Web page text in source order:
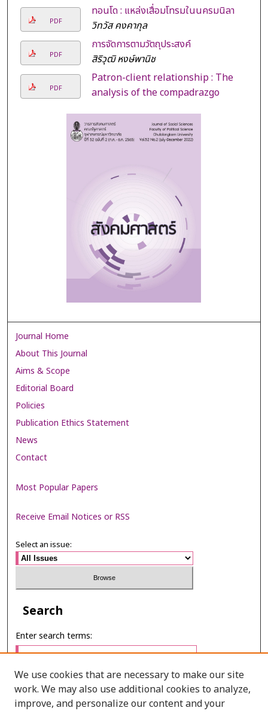
PDF
ทอนโด : แหล่งเสื่อมโทรมในนครมนิลา
วิทวัส คงคากุล
PDF
การจัดการตามวัตถุประสงค์
สิริวุฒิ หงษ์พานิช
PDF
Patron-client relationship : The
analysis of the compadrazgo
Journal Home
About This Journal
Aims & Scope
Editorial Board
Policies
Publication Ethics Statement
News
Contact
Most Popular Papers
Receive Email Notices or RSS
Select an issue:
Search
Enter search terms:
Select context to search:
We use cookies that are necessary to make our site
work. We may also use additional cookies to analyze,
improve, and personalize our content and your